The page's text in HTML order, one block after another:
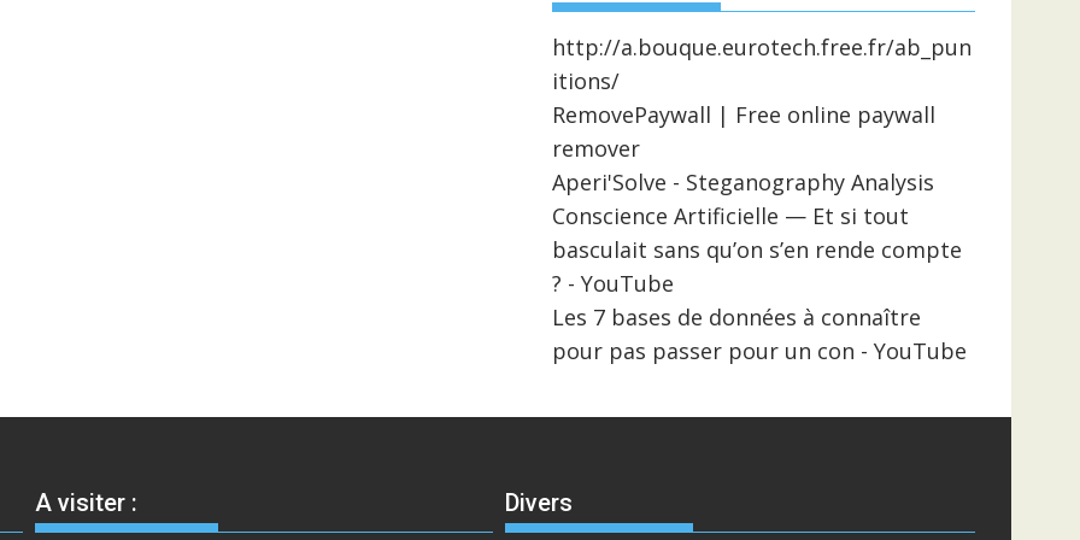
http://a.bouque.eurotech.free.fr/ab_pun
itions/
RemovePaywall | Free online paywall
remover
Aperi'Solve - Steganography Analysis
Conscience Artificielle — Et si tout
basculait sans qu’on s’en rende compte
? - YouTube
Les 7 bases de données à connaître
pour pas passer pour un con - YouTube
A visiter : Divers